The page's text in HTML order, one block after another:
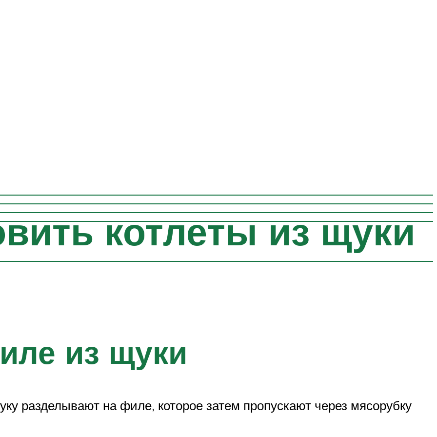
котлеты из щуки
из щуки
разделывают на филе, которое затем пропускают через мясорубку